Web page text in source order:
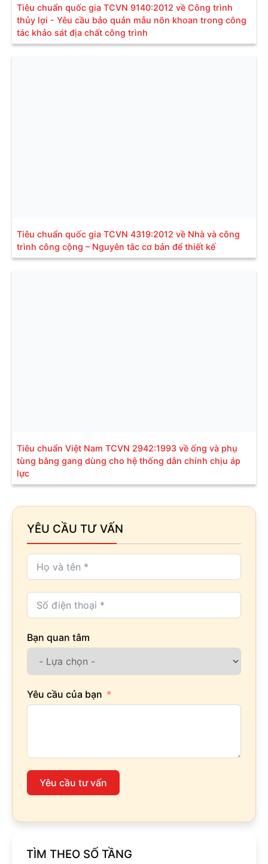
Tiêu chuẩn quốc gia TCVN 9140:2012 về Công trình
thủy lợi - Yêu cầu bảo quản mẫu nõn khoan trong công
tác khảo sát địa chất công trình
Tiêu chuẩn quốc gia TCVN 4319:2012 về Nhà và công
trình công cộng – Nguyên tắc cơ bản để thiết kế
Tiêu chuẩn Việt Nam TCVN 2942:1993 về ống và phụ
tùng bằng gang dùng cho hệ thống dẫn chính chịu áp
lực
YÊU CẦU TƯ VẤN
Bạn quan tâm
Yêu cầu của bạn
Yêu cầu tư vấn
TÌM THEO SỐ TẦNG